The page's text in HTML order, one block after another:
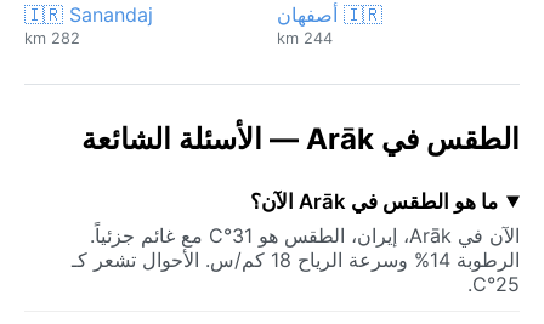
🇮🇷 أصفهان
244 km
🇮🇷 Sanandaj
282 km
الطقس في Arāk — الأسئلة الشائعة
ما هو الطقس في Arāk الآن؟
الآن في Arāk، إيران، الطقس هو 31°C مع غائم جزئياً.
الرطوبة 14% وسرعة الرياح 18 كم/س. الأحوال تشعر كـ
25°C.